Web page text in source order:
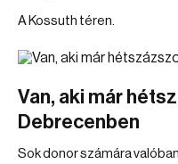
A Kossuth téren.
Van, aki már
Debrecenben
Sok donor számára